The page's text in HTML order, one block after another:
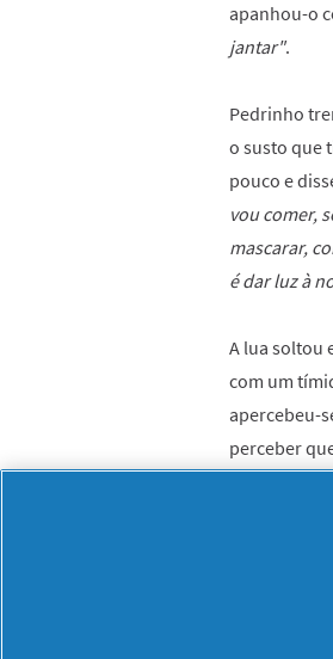
apanhou-o
jantar".
Pedrinho
o susto que
pouco e
vou comer,
mascarar,
é dar luz à
A lua soltou
com um
apercebeu-
perceber